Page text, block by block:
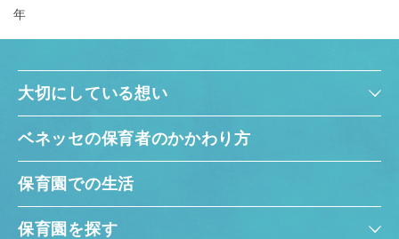
年
大切にしている想い
ベネッセの保育者のかかわり方
保育園での生活
保育園を探す